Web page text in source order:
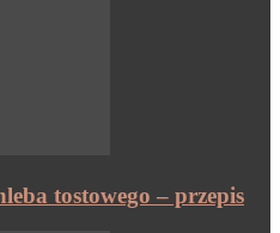
tostowego – przepis